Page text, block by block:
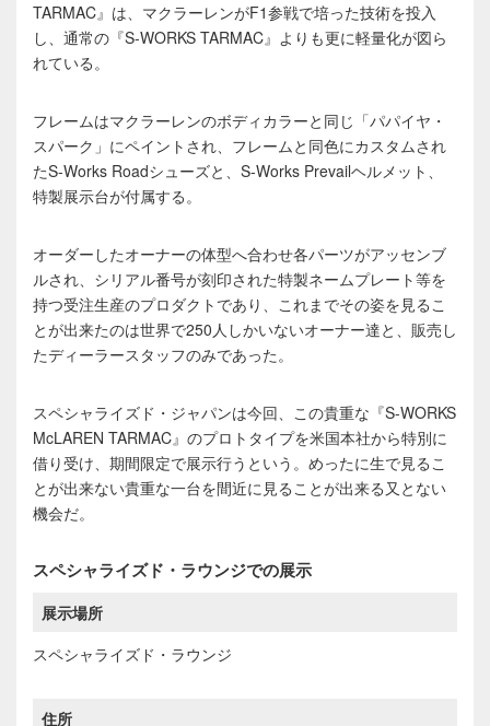
TARMAC』は、マクラーレンがF1参戦で培った技術を投入
し、通常の『S-WORKS TARMAC』よりも更に軽量化が図ら
れている。
フレームはマクラーレンのボディカラーと同じ「パパイヤ・
スパーク」にペイントされ、フレームと同色にカスタムされ
たS-Works Roadシューズと、S-Works Prevailヘルメット、
特製展示台が付属する。
オーダーしたオーナーの体型へ合わせ各パーツがアッセンブ
ルされ、シリアル番号が刻印された特製ネームプレート等を
持つ受注生産のプロダクトであり、これまでその姿を見るこ
とが出来たのは世界で250人しかいないオーナー達と、販売し
たディーラースタッフのみであった。
スペシャライズド・ジャパンは今回、この貴重な『S-WORKS
McLAREN TARMAC』のプロトタイプを米国本社から特別に
借り受け、期間限定で展示行うという。めったに生で見るこ
とが出来ない貴重な一台を間近に見ることが出来る又とない
機会だ。
スペシャライズド・ラウンジでの展示
展示場所
スペシャライズド・ラウンジ
住所